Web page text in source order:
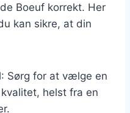
Boeuf korrekt. Her
kan sikre, at din
: Sørg for at vælge en
helst fra en